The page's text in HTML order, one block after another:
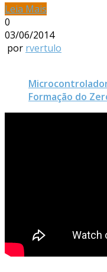
Leia Mais
0
03/06/2014
por rvertulo
Formação do